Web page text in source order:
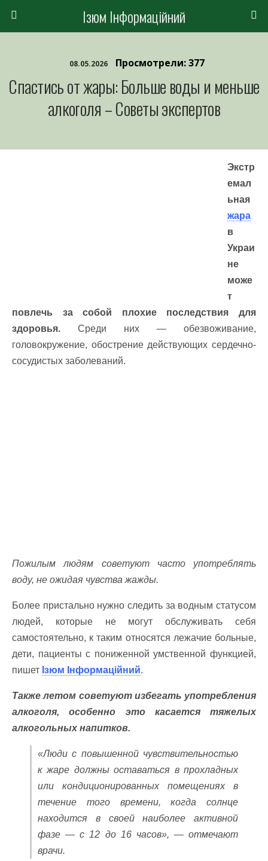
Ізюм Інформаційний
08.05.2026 Просмотрели: 377
Спастись от жары: Больше воды и меньше
алкоголя – Советы экспертов
Экстр
емал
ьная
жара
в
Украи
не
може
т
повлечь за собой плохие последствия для
здоровья. Среди них — обезвоживание,
головокружение, обострение действующих сердечно-
сосудистых заболеваний.
Пожилым людям советуют часто употреблять
воду, не ожидая чувства жажды.
Более пристально нужно следить за водным статусом
людей, которые не могут обслуживать себя
самостоятельно, к таким относятся лежачие больные,
дети, пациенты с пониженной умственной функцией,
пишет Ізюм Інформаційний.
Также летом советуют избегать употребления
алкоголя, особенно это касается тяжелых
алкогольных напитков.
«Люди с повышенной чувствительностью
к жаре должны оставаться в прохладных
или кондиционированных помещениях в
течение того времени, когда солнце
находится в своей наиболее активной
фазе — с 12 до 16 часов», — отмечают
врачи.